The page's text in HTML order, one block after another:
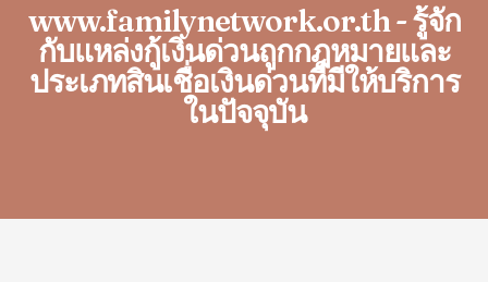
www.familynetwork.or.th - รู้จัก
กับแหล่งกู้เงินด่วนถูกกฎหมายและ
ประเภทสินเชื่อเงินด่วนที่มีให้บริการ
ในปัจจุบัน